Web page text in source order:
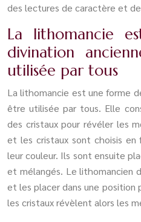
des lectures de caractère et
La lithomancie
divination
utilisée par tous
La lithomancie est une forme
être utilisée par tous. Elle
des cristaux pour révéler les
et les cristaux sont choisis
leur couleur. Ils sont ensuite
et mélangés. Le lithomancien
et les placer dans une
les cristaux révèlent alors les